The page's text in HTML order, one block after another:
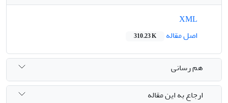
اصل مقاله
310.23 K
هم رسانی
ارجاع به این مقاله